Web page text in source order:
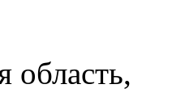
область,